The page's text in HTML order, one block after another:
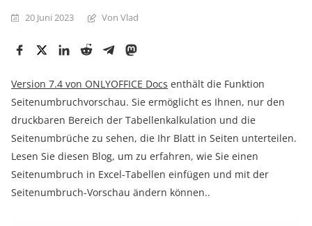
20 Juni 2023 Von Vlad
Version 7.4 von ONLYOFFICE Docs enthält die Funktion
Seitenumbruchvorschau. Sie ermöglicht es Ihnen, nur den
druckbaren Bereich der Tabellenkalkulation und die
Seitenumbrüche zu sehen, die Ihr Blatt in Seiten unterteilen.
Lesen Sie diesen Blog, um zu erfahren, wie Sie einen
Seitenumbruch in Excel-Tabellen einfügen und mit der
Seitenumbruch-Vorschau ändern können..